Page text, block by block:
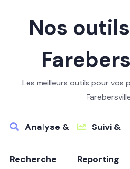
Nos outils
Les meilleurs outils pour vos
Analyse &
Recherche
Suivi &
Reporting